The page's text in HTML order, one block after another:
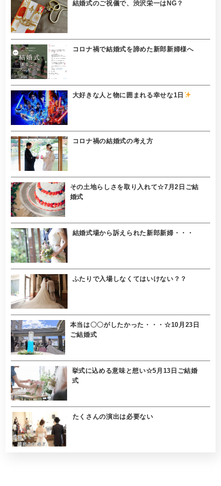
結婚式のご祝儀で、渋沢栄一はNG？
コロナ禍で結婚式を諦めた新郎新婦様へ
大好きな人と物に囲まれる幸せな1日
コロナ禍の結婚式の考え方
その土地らしさを取り入れて☆7月2日ご結
婚式
結婚式場から訴えられた新郎新婦・・・
ふたりで入場しなくてはいけない？？
本当は〇〇がしたかった・・・☆10月23日
ご結婚式
挙式に込める意味と想い☆5月13日ご結婚
式
たくさんの演出は必要ない